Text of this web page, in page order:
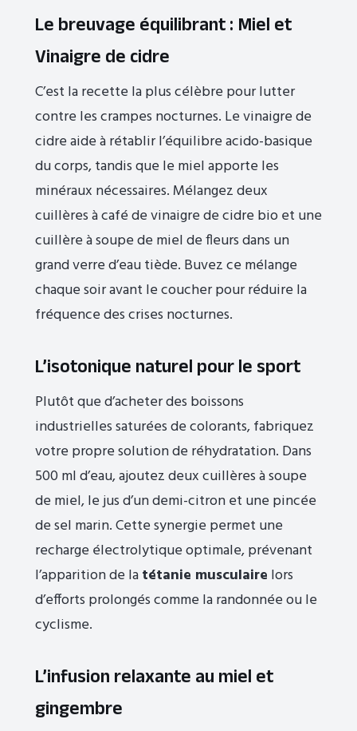
Le breuvage équilibrant : Miel et
Vinaigre de cidre
C’est la recette la plus célèbre pour lutter
contre les crampes nocturnes. Le vinaigre de
cidre aide à rétablir l’équilibre acido-basique
du corps, tandis que le miel apporte les
minéraux nécessaires. Mélangez deux
cuillères à café de vinaigre de cidre bio et une
cuillère à soupe de miel de fleurs dans un
grand verre d’eau tiède. Buvez ce mélange
chaque soir avant le coucher pour réduire la
fréquence des crises nocturnes.
L’isotonique naturel pour le sport
Plutôt que d’acheter des boissons
industrielles saturées de colorants, fabriquez
votre propre solution de réhydratation. Dans
500 ml d’eau, ajoutez deux cuillères à soupe
de miel, le jus d’un demi-citron et une pincée
de sel marin. Cette synergie permet une
recharge électrolytique optimale, prévenant
l’apparition de latétanie musculaire lors
d’efforts prolongés comme la randonnée ou le
cyclisme.
L’infusion relaxante au miel et
gingembre